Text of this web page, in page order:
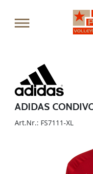
ADIDAS
Art.Nr.: FS7111-XL